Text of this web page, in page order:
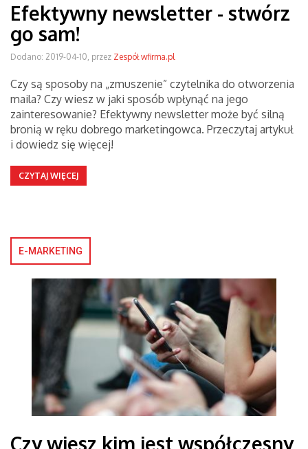
Efektywny newsletter - stwórz
go sam!
Dodano: 2019-04-10, przez Zespół wfirma.pl
Czy są sposoby na „zmuszenie” czytelnika do otworzenia
maila? Czy wiesz w jaki sposób wpłynąć na jego
zainteresowanie? Efektywny newsletter może być silną
bronią w ręku dobrego marketingowca. Przeczytaj artykuł
i dowiedz się więcej!
CZYTAJ WIĘCEJ
E-MARKETING
Czy wiesz kim jest współczesny